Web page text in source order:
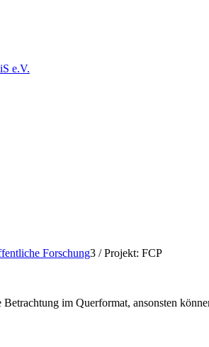
e.V.
Forschung3 / Projekt: FCP
im Querformat, ansonsten